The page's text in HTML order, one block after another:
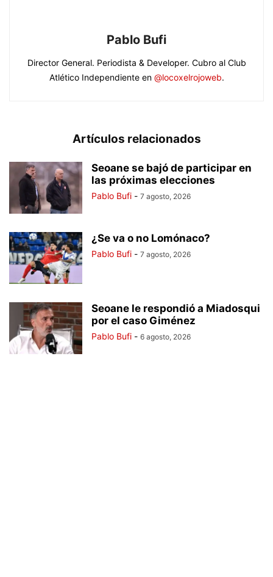
Pablo Bufi
Director General. Periodista & Developer. Cubro al Club
Atlético Independiente en @locoxelrojoweb.
Artículos relacionados
Seoane se bajó de participar en
las próximas elecciones
Pablo Bufi - 7 agosto, 2026
¿Se va o no Lomónaco?
Pablo Bufi - 7 agosto, 2026
Seoane le respondió a Miadosqui
por el caso Giménez
Pablo Bufi - 6 agosto, 2026